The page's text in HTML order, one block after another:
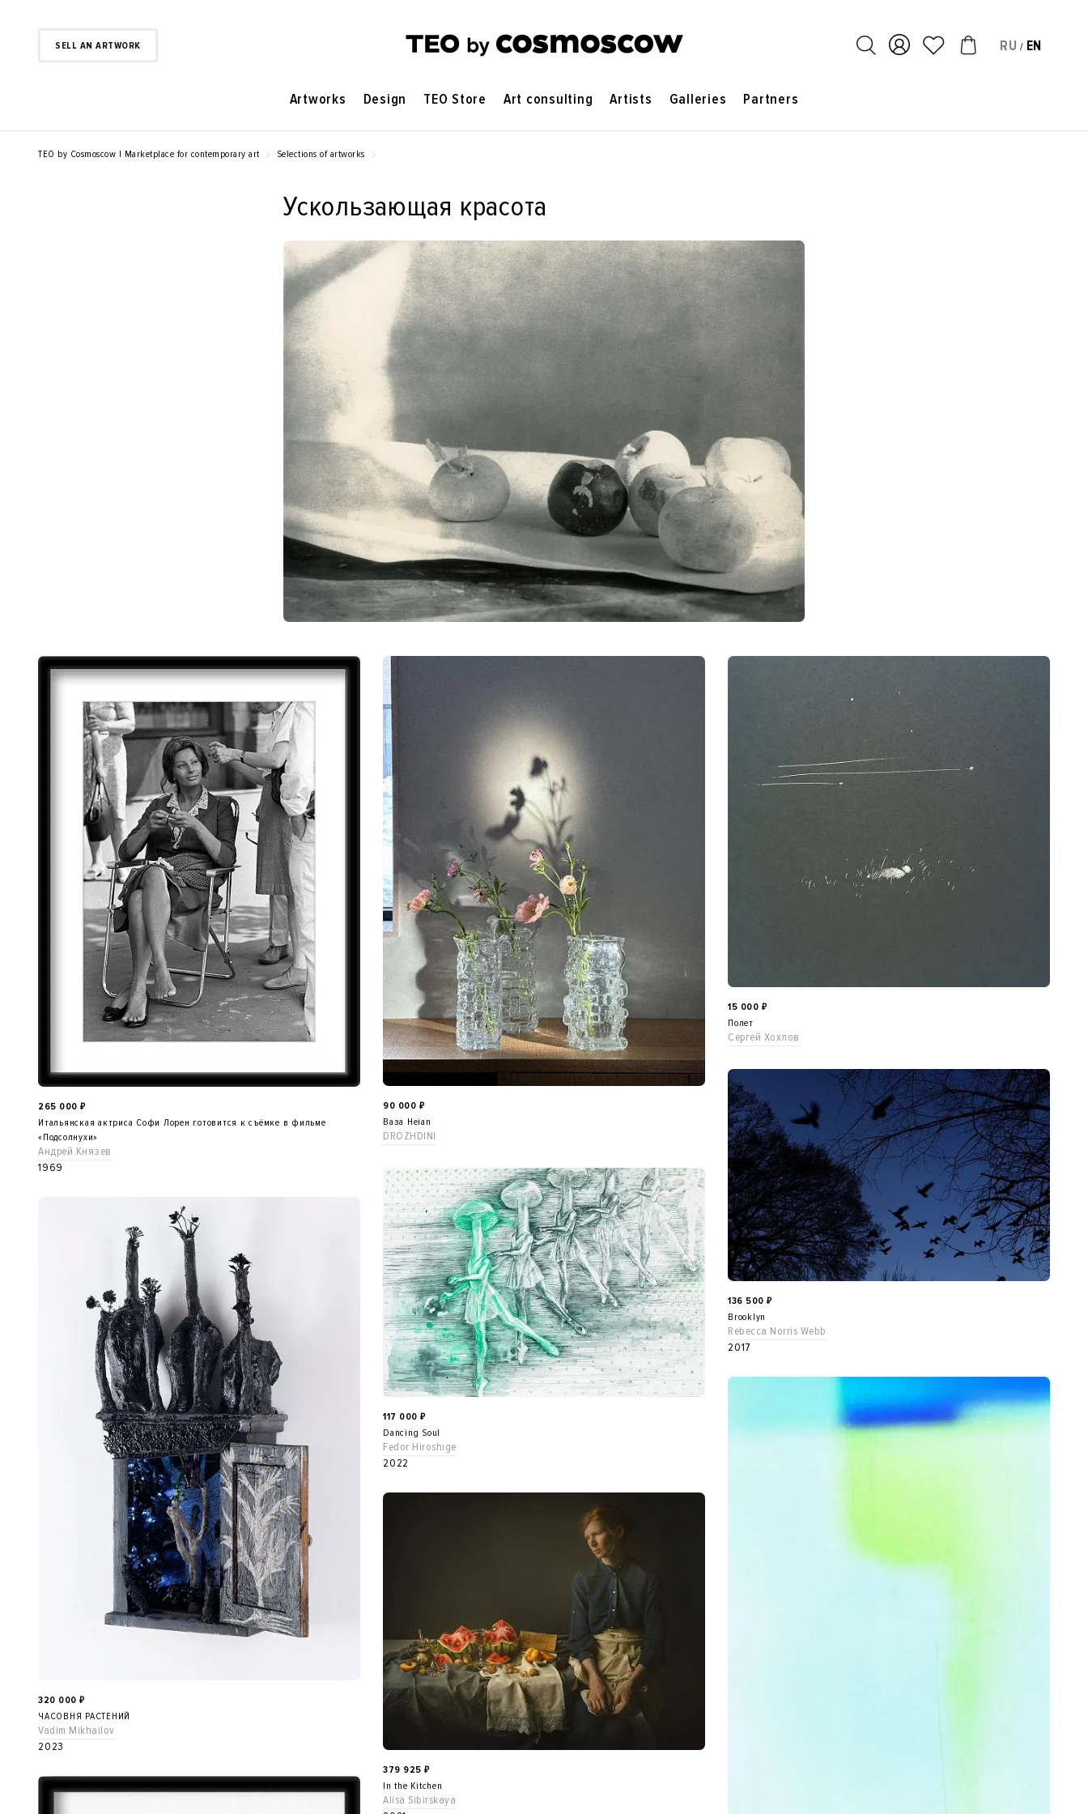
SELL AN ARTWORK RU / EN
Artworks Design TEO Store Art consulting Artists Galleries Partners
TEO by Cosmoscow | Marketplace for contemporary art Selections of artworks
Ускользающая красота
265 000 ₽
Итальянская актриса Софи Лорен готовится к съёмке в фильме
«Подсолнухи»
Андрей Князев
1969
320 000 ₽
ЧАСОВНЯ РАСТЕНИЙ
Vadim Mikhailov
2023
90 000 ₽
Ваза Heian
DROZHDINI
117 000 ₽
Dancing Soul
Fedor Hiroshige
2022
379 925 ₽
In the Kitchen
Alisa Sibirskaya
15 000 ₽
Полет
Сергей Хохлов
136 500 ₽
Brooklyn
Rebecca Norris Webb
2017